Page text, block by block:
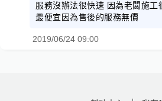
服務沒辦法很快速 因為老闆施工
最便宜因為售後的服務無價
2019/06/24 09:00